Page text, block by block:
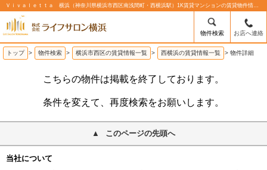
Ｖｉｖａｌｅｔｔａ 横浜（神奈川県横浜市西区南浅間町・西横浜駅）1K賃貸マンションの賃貸物件情報%% | 株式会社ライフサロン横浜
物件検索 お店へ連絡
トップ > 物件検索 > 横浜市西区の賃貸情報一覧 > 西横浜の賃貸情報一覧 > 物件詳細
こちらの物件は掲載を終了しております。
条件を変えて、再度検索をお願いします。
このページの先頭へ
当社について